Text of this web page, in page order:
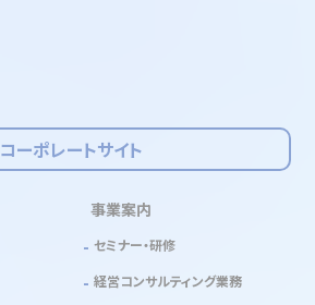
コーポレートサイト
事業案内
セミナー・研修
経営コンサルティング業務